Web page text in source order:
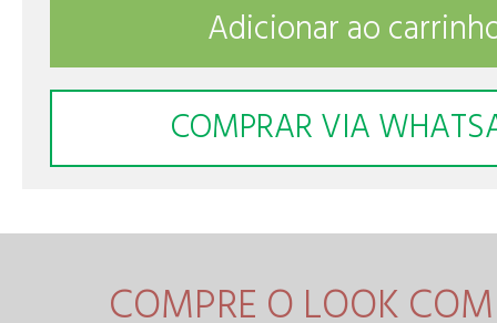
Adicionar ao
COMPRAR VIA
COMPRE O LOOK